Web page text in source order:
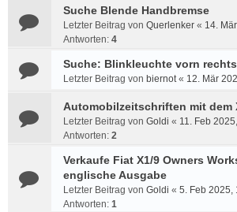
Suche Blende Handbremse
Letzter Beitrag von Querlenker « 14.
Antworten: 4
Suche: Blinkleuchte vorn
Letzter Beitrag von biernot« 12. Mär
Automobilzeitschriften mit dem
Letzter Beitrag von Goldi « 11. Feb
Antworten: 2
Verkaufe Fiat X1/9 Owners
englische Ausgabe
Letzter Beitrag von Goldi « 5. Feb 2025,
Antworten: 1